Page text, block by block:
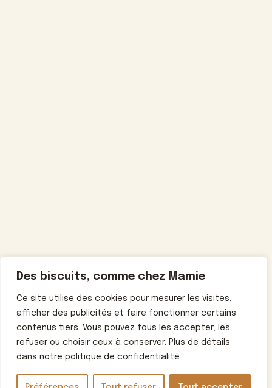
Des biscuits, comme chez Mamie
Ce site utilise des cookies pour mesurer les visites,
afficher des publicités et faire fonctionner certains
contenus tiers. Vous pouvez tous les accepter, les
refuser ou choisir ceux à conserver. Plus de détails
dans notre politique de confidentialité.